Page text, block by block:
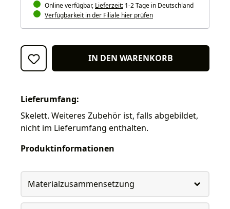
Online verfügbar, Lieferzeit: 1-2 Tage in Deutschland
Verfügbarkeit in der Filiale hier prüfen
IN DEN WARENKORB
Lieferumfang:
Skelett. Weiteres Zubehör ist, falls abgebildet,
nicht im Lieferumfang enthalten.
Produktinformationen
Materialzusammensetzung